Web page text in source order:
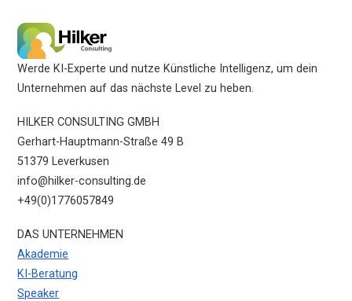
Werde KI-Experte und nutze Künstliche Intelligenz, um dein
Unternehmen auf das nächste Level zu heben.
HILKER CONSULTING GMBH
Gerhart-Hauptmann-Straße 49 B
51379 Leverkusen
info@hilker-consulting.de
+49(0)1776057849
DAS UNTERNEHMEN
Akademie
KI-Beratung
Speaker